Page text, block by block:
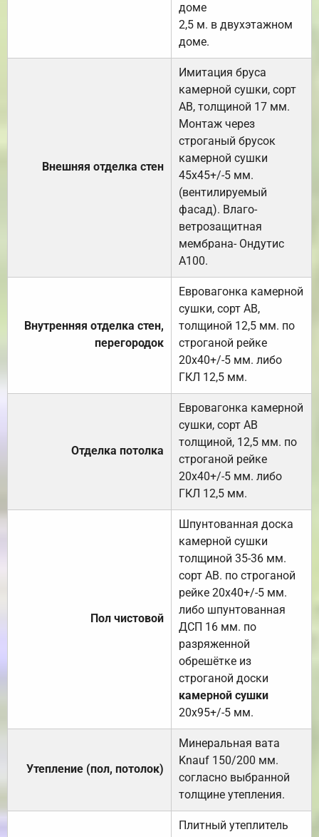
доме
2,5 м. в двухэтажном
доме.
Внешняя отделка стен
Имитация бруса
камерной сушки, сорт
АВ, толщиной 17 мм.
Монтаж через
строганый брусок
камерной сушки
45х45+/-5 мм.
(вентилируемый
фасад). Влаго-
ветрозащитная
мембрана- Ондутис
А100.
Внутренняя отделка стен,
перегородок
Евровагонка камерной
сушки, сорт АВ,
толщиной 12,5 мм. по
строганой рейке
20х40+/-5 мм. либо
ГКЛ 12,5 мм.
Отделка потолка
Евровагонка камерной
сушки, сорт АВ
толщиной, 12,5 мм. по
строганой рейке
20х40+/-5 мм. либо
ГКЛ 12,5 мм.
Пол чистовой
Шпунтованная доска
камерной сушки
толщиной 35-36 мм.
сорт АВ. по строганой
рейке 20х40+/-5 мм.
либо шпунтованная
ДСП 16 мм. по
разряженной
обрешётке из
строганой доски
камерной сушки
20х95+/-5 мм.
Утепление (пол, потолок)
Минеральная вата
Knauf 150/200 мм.
согласно выбранной
толщине утепления.
Плитный утеплитель